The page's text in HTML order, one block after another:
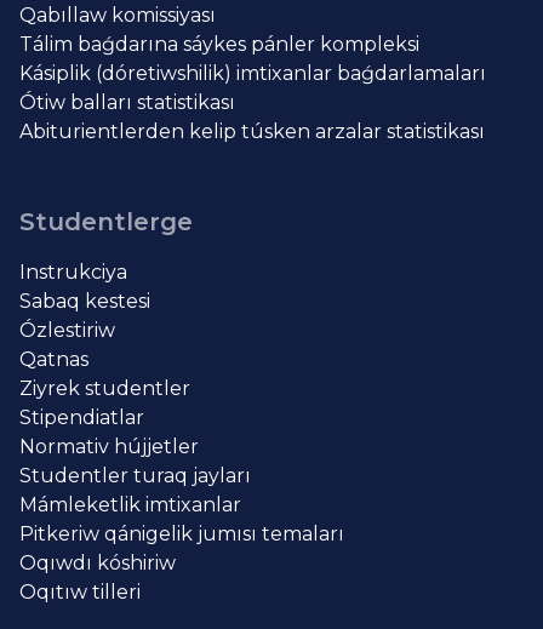
Qabıllaw komissiyası
Tálim baǵdarına sáykes pánler kompleksi
Kásiplik (dóretiwshilik) imtixanlar baǵdarlamaları
Ótiw balları statistikası
Abiturientlerden kelip túsken arzalar statistikası
Studentlerge
Instrukciya
Sabaq kestesi
Ózlestiriw
Qatnas
Ziyrek studentler
Stipendiatlar
Normativ hújjetler
Studentler turaq jayları
Mámleketlik imtixanlar
Pitkeriw qánigelik jumısı temaları
Oqıwdı kóshiriw
Oqıtıw tilleri